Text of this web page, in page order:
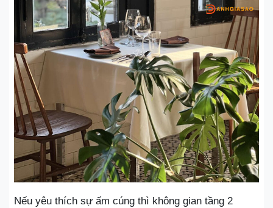
Nếu yêu thích sự ấm cúng thì không gian tầng 2